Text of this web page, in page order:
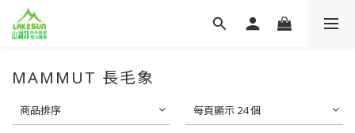
MAMMUT 長毛象
商品排序 每頁顯示 24 個